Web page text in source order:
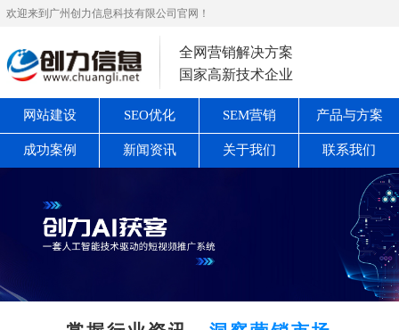
欢迎来到广州创力信息科技有限公司官网！
全网营销解决方案
国家高新技术企业
网站建设 SEO优化 SEM营销 产品与方案
成功案例 新闻资讯 关于我们 联系我们